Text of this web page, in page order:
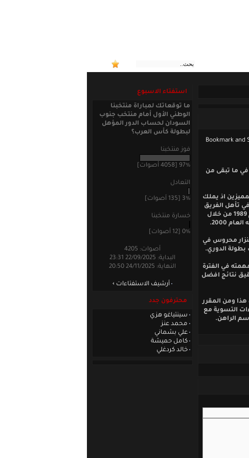
في ما تبقى من
المميزين اذ يملك
تأهل الفريق
الى كأس العالم للشباب للمرة الأولى في النسخة التي أقيمت في السعودية العام 1989 من خلال
2000.
محروس في
بطولة الدوري.
في الفترة
نتائج افضل
هذا ومن المقرر
التسوية مع
الراهن.
استفتاء الاسبوع
ما توقعاتك لمباراة منتخبنا
الوطني الأول أمام منتخب جنوب
السودان لحساب الدور المؤهل
لبطولة كأس العرب؟
فوز منتخبنا
97% [4058 أصوات]
التعادل
3% [135 أصوات]
خسارة منتخبنا
0% [12 أصوات]
أصوات: 4205
البداية: 22/09/2025 23:31
النهاية: 24/11/2025 20:50
أرشيف الاستفتاءات
محترفون جدد
سينتياغو هزي
محمد عنز
علي بشماني
كامل حميشة
خالد كردغلي